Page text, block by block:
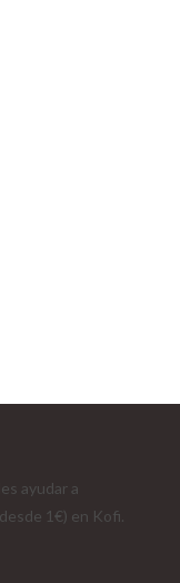
ayudar a
1€) en Kofi.